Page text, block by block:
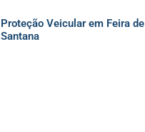
Proteção Veicular em Feira de
Santana